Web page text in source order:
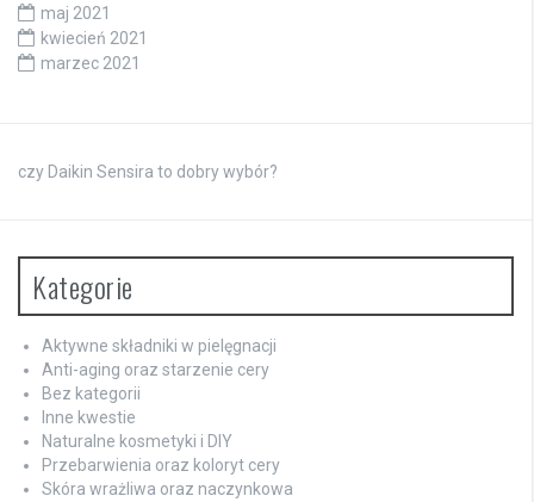
maj 2021
kwiecień 2021
marzec 2021
czy Daikin Sensira to dobry wybór?
Kategorie
Aktywne składniki w pielęgnacji
Anti-aging oraz starzenie cery
Bez kategorii
Inne kwestie
Naturalne kosmetyki i DIY
Przebarwienia oraz koloryt cery
Skóra wrażliwa oraz naczynkowa